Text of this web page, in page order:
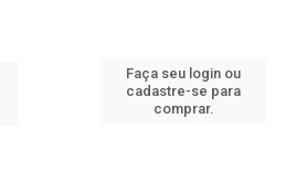
Faça seu login ou
cadastre-se para
comprar.